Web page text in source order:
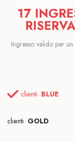
17
Ingresso valido per
clienti BLUE
clienti GOLD